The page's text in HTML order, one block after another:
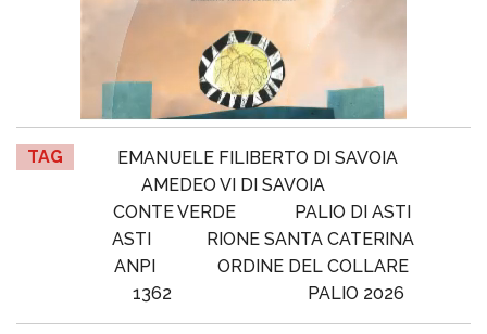
TAG
EMANUELE FILIBERTO DI SAVOIA
AMEDEO VI DI SAVOIA
CONTE VERDE
PALIO DI ASTI
ASTI
RIONE SANTA CATERINA
ANPI
ORDINE DEL COLLARE
1362
PALIO 2026